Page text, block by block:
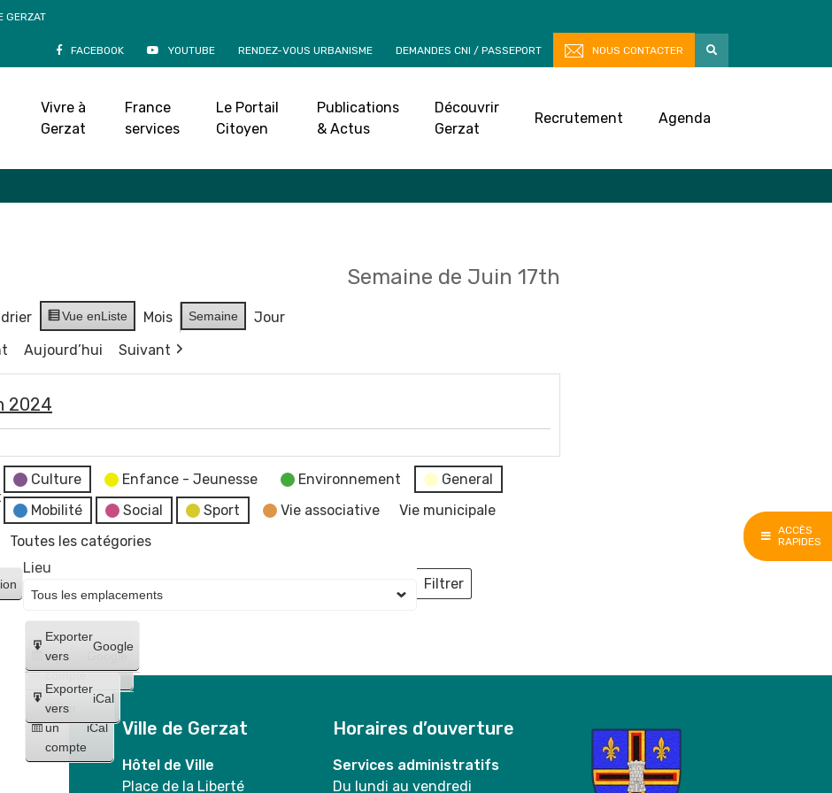
ACCÈS
RAPIDES
GERZAT
FACEBOOK YOUTUBE RENDEZ-VOUS URBANISME DEMANDES CNI / PASSEPORT NOUS CONTACTER
Vivre à
Gerzat
France
services
Le Portail
Citoyen
Publications
& Actus
Découvrir
Gerzat
Recrutement Agenda
Accueil»Agenda
Semaine de Juin 17th
Vue enListe Mois Semaine
Jour
Aujourd’hui Suivant
2024
Culture Enfance - Jeunesse Environnement
General
Mobilité
Social Sport Vie associative
Vie municipale
Toutes les catégories
Créer
un
compte
Google
Créer
un
compte
iCal
Exporter
vers
Google
Exporter
vers
iCal
Lieu
Filtrer
Lieux
Ville de Gerzat
Hôtel de Ville
Place de la Liberté
Horaires d’ouverture
Services administratifs
Du lundi au vendredi